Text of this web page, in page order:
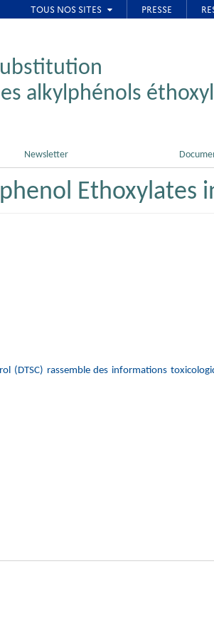
alkylphénols
Newsletter
Ethoxylates
(DTSC) rassemble des informations